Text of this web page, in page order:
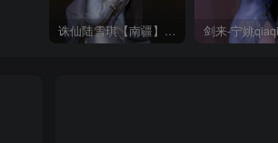
诛仙陆雪琪【南疆】CoveRig